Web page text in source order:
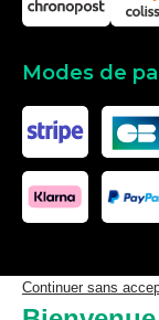
Modes de
Les données